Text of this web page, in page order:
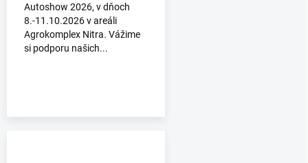
Autoshow 2026, v dňoch
8.-11.10.2026 v areáli
Agrokomplex Nitra. Vážime
si podporu našich...